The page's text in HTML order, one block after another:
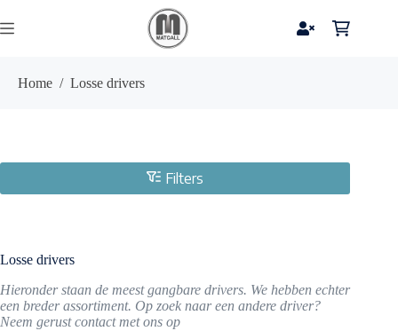
naar
de
Home / Losse drivers
Losse drivers
Hieronder staan de meest gangbare drivers. We hebben echter
een breder assortiment. Op zoek naar een andere driver?
Neem gerust contact met ons op
Filters